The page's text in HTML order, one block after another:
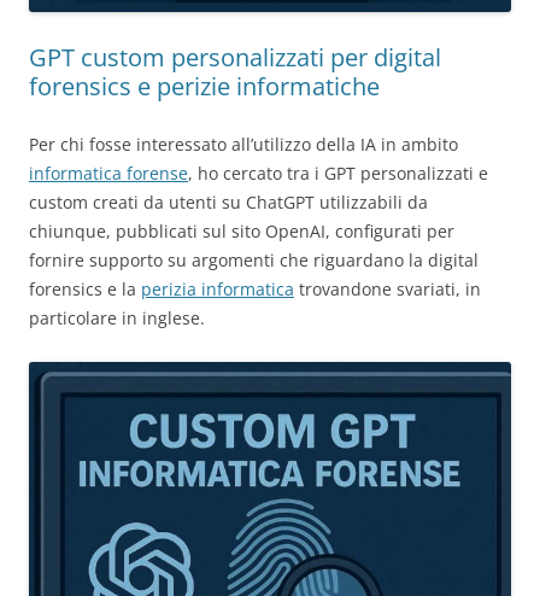
GPT custom personalizzati per digital
forensics e perizie informatiche
Per chi fosse interessato all’utilizzo della IA in ambito
informatica forense, ho cercato tra i GPT personalizzati e
custom creati da utenti su ChatGPT utilizzabili da
chiunque, pubblicati sul sito OpenAI, configurati per
fornire supporto su argomenti che riguardano la digital
forensics e la perizia informatica trovandone svariati, in
particolare in inglese.